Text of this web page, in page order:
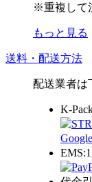
※重複して
もっと見る
送料・配送方法
配送業者は
K-